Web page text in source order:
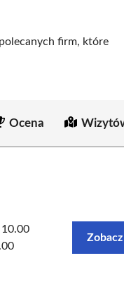
firm, które
Ocena
10.00